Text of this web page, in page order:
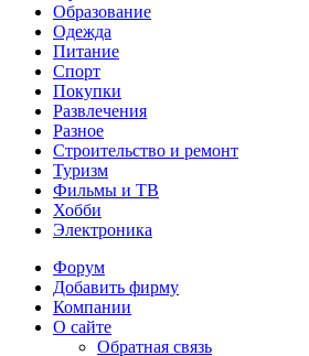
Образование
Одежда
Питание
Спорт
Покупки
Развлечения
Разное
Строительство и ремонт
Туризм
Фильмы и ТВ
Хобби
Электроника
Форум
Добавить фирму
Компании
О сайте
Обратная связь